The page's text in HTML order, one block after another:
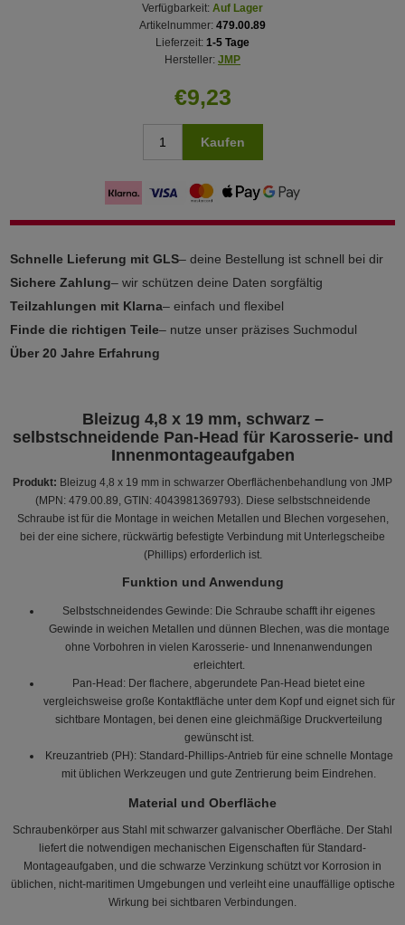
Verfügbarkeit: Auf Lager
Artikelnummer: 479.00.89
Lieferzeit: 1-5 Tage
Hersteller: JMP
€9,23
Kaufen
Schnelle Lieferung mit GLS– deine Bestellung ist schnell bei dir
Sichere Zahlung– wir schützen deine Daten sorgfältig
Teilzahlungen mit Klarna– einfach und flexibel
Finde die richtigen Teile– nutze unser präzises Suchmodul
Über 20 Jahre Erfahrung
Bleizug 4,8 x 19 mm, schwarz –
selbstschneidende Pan-Head für Karosserie- und
Innenmontageaufgaben
Produkt: Bleizug 4,8 x 19 mm in schwarzer Oberflächenbehandlung von JMP
(MPN: 479.00.89, GTIN: 4043981369793). Diese selbstschneidende
Schraube ist für die Montage in weichen Metallen und Blechen vorgesehen,
bei der eine sichere, rückwärtig befestigte Verbindung mit Unterlegscheibe
(Phillips) erforderlich ist.
Funktion und Anwendung
Selbstschneidendes Gewinde: Die Schraube schafft ihr eigenes
Gewinde in weichen Metallen und dünnen Blechen, was die montage
ohne Vorbohren in vielen Karosserie- und Innenanwendungen
erleichtert.
Pan-Head: Der flachere, abgerundete Pan-Head bietet eine
vergleichsweise große Kontaktfläche unter dem Kopf und eignet sich für
sichtbare Montagen, bei denen eine gleichmäßige Druckverteilung
gewünscht ist.
Kreuzantrieb (PH): Standard-Phillips-Antrieb für eine schnelle Montage
mit üblichen Werkzeugen und gute Zentrierung beim Eindrehen.
Material und Oberfläche
Schraubenkörper aus Stahl mit schwarzer galvanischer Oberfläche. Der Stahl
liefert die notwendigen mechanischen Eigenschaften für Standard-
Montageaufgaben, und die schwarze Verzinkung schützt vor Korrosion in
üblichen, nicht-maritimen Umgebungen und verleiht eine unauffällige optische
Wirkung bei sichtbaren Verbindungen.